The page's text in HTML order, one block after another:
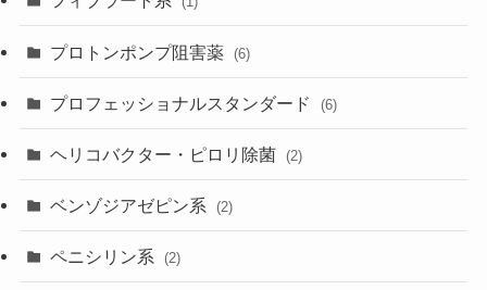
プロトンポンプ阻害薬 (6)
プロフェッショナルスタンダード (6)
ヘリコバクター・ピロリ除菌 (2)
ベンゾジアゼピン系 (2)
ペニシリン系 (2)